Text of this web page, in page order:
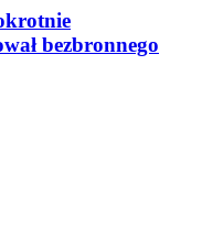
bezbronnego